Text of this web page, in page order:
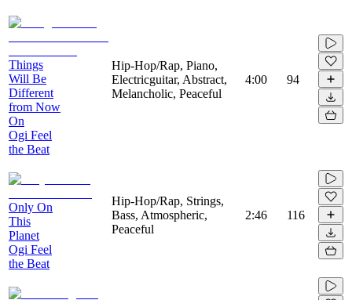
Things
Will Be
Different
from Now
On
Ogi Feel
the Beat
Hip-Hop/Rap, Piano,
Electricguitar, Abstract,
Melancholic, Peaceful
4:00 94
Only On
This
Planet
Ogi Feel
the Beat
Hip-Hop/Rap, Strings,
Bass, Atmospheric,
Peaceful
2:46 116